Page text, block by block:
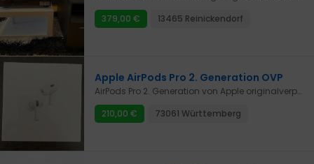
379,00 €
13465 Reinickendorf
Apple AirPods Pro 2. Generation OVP
AirPods Pro 2. Generation von Apple originalverpackt zu verkaufen.Es handelt sich um einen Privatverkauf.
210,00 €
73061 Württemberg